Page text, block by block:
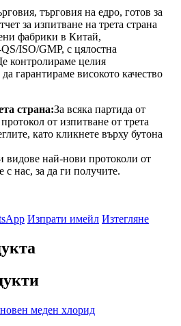
търговия на едро, готов за
за изпитване на трета страна
фабрики в Китай,
ISO/GMP, с цялостна
контролираме целия
гарантираме високото качество
страна:За всяка партида от
от изпитване от трета
като кликнете върху бутона
видове най-нови протоколи от
с нас, за да ги получите.
Изпрати имейл Изтегляне